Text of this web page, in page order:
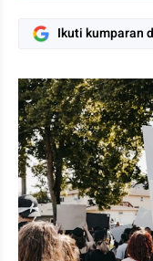
Ikuti kumparan